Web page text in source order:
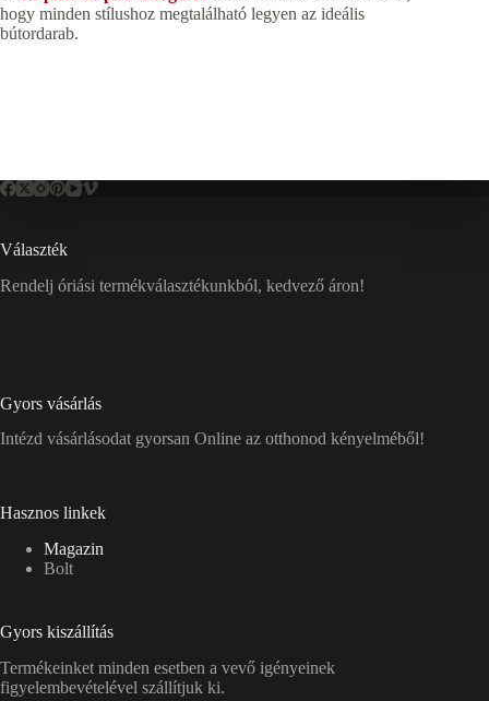
hogy minden stílushoz megtalálható legyen az ideális
bútordarab.
Választék
Rendelj óriási termékválasztékunkból, kedvező áron!
Gyors vásárlás
Intézd vásárlásodat gyorsan Online az otthonod kényelméből!
Hasznos linkek
Magazin
Bolt
Gyors kiszállítás
Termékeinket minden esetben a vevő igényeinek
figyelembevételével szállítjuk ki.